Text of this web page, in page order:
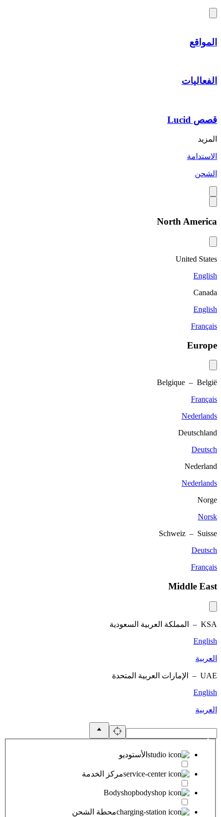
المواقع
الفعاليات
قصص Lucid
المزيد
الاستدامة
الشحن
North America
United States
English
Canada
English
Français
Europe
Belgique – België
Français
Nederlands
Deutschland
Deutsch
Nederland
Nederlands
Norge
Norsk
Schweiz – Suisse
Deutsch
Français
Middle East
KSA –
المملكة العربية السعودية
English
العربية
UAE –
الإمارات العربية المتحدة
English
العربية
الأستوديو
مركز الخدمة
Bodyshop
محطة الشحن